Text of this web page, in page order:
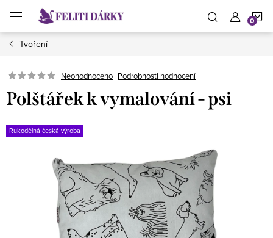
obsah
Tvoření
Neohodnoceno Podrobnosti hodnocení
Polštářek k vymalování - psi
Rukodělná česká výroba